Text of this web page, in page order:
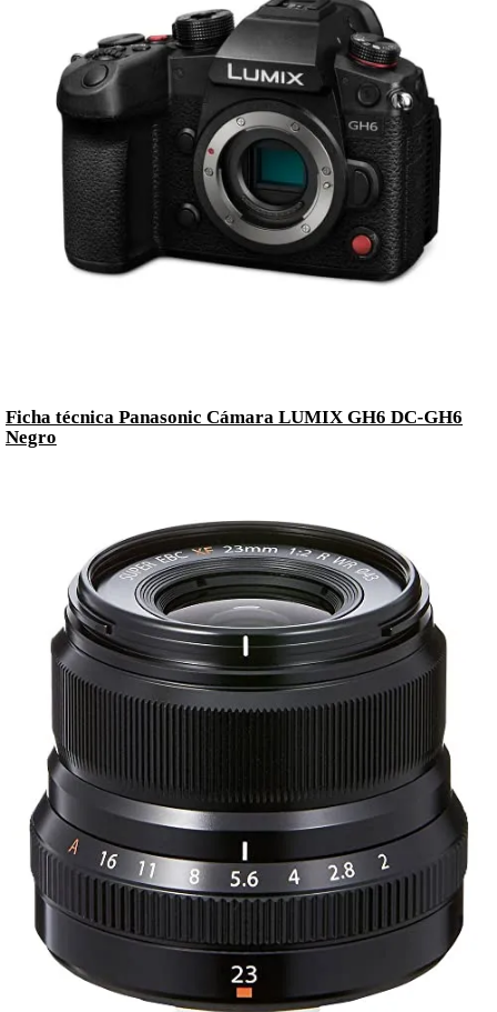
Ficha técnica Panasonic Cámara LUMIX GH6 DC-GH6
Negro